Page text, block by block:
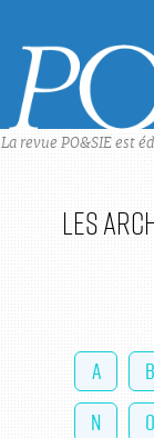
La revue PO&SIE est
Les
A B
N
O